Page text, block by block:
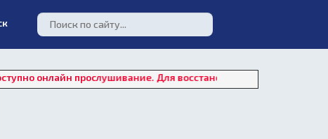
прослушивание. Для восстановления работы плеера